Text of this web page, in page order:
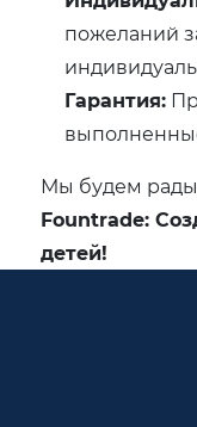
пожеланий
Гарантия:
Мы будем рады
Fountrade:
детей!